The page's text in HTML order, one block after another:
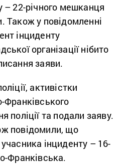
– 22-річного мешканця
Також у повідомленні
інциденту
організації нібито
заяви.
активістки
Франківського
поліції та подали заяву.
повідомили, що
інциденту – 16-
Франківська.